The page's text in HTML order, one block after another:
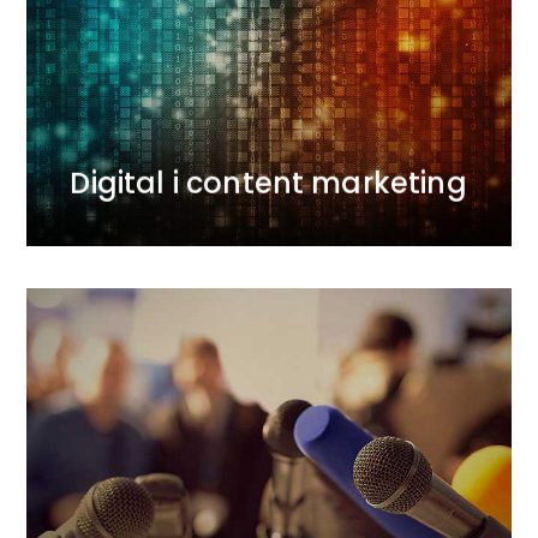
Digital i content marketing
działania zarówno sprzedażowe i wizerunkowe.
Łączymy doświadczenie agencji interaktywnej,
content marketingowej i PR. W trakcie kampanii
mierzymy efekty i optymalizujemy działania.
Dostarczamy wyniki.
WIĘCEJ
Public relations i social
media
Dbamy o zaufanie do marek klientów i ich dobre
relacje z otoczeniem. Wieloletnie i dobre kontakty z
dziennikarzami przekładamy na wartość dla
klientów. Wspieramy marki w budowaniu i